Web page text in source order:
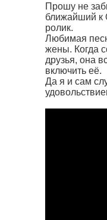
Прошу не
ближайший
ролик.
Любимая
жены. Когда
друзья, она
включить её.
Да я и сам